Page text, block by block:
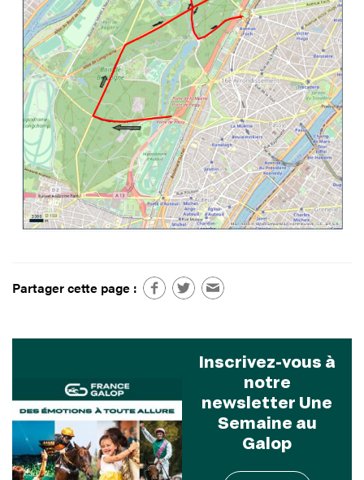
Partager cette page :
Inscrivez-vous à
notre
newsletter Une
Semaine au
Galop